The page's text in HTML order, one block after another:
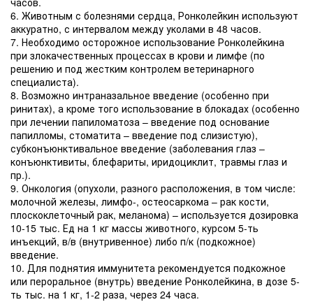
6. Животным с болезнями сердца, Ронколейкин используют
аккуратно, с интервалом между уколами в 48 часов.
7. Необходимо осторожное использование Ронколейкина
при злокачественных процессах в крови и лимфе (по
решению и под жестким контролем ветеринарного
специалиста).
8. Возможно интраназальное введение (особенно при
ринитах), а кроме того использование в блокадах (особенно
при лечении папиломатоза – введение под основание
папилломы, стоматита – введение под слизистую),
субконъюнктивальное введение (заболевания глаз –
конъюнктивиты, блефариты, иридоциклит, травмы глаз и
пр.).
9. Онкология (опухоли, разного расположения, в том числе:
молочной железы, лимфо-, остеосаркома – рак кости,
плоскоклеточный рак, меланома) – используется дозировка
10-15 тыс. Ед на 1 кг массы животного, курсом 5-ть
инъекций, в/в (внутривенное) либо п/к (подкожное)
введение.
10. Для поднятия иммунитета рекомендуется подкожное
или пероральное (внутрь) введение Ронколейкина, в дозе 5-
ть тыс. на 1 кг, 1-2 раза, через 24 часа.